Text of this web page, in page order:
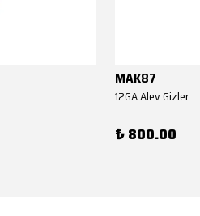
MAK87
12GA Alev Gizler
₺ 800.00